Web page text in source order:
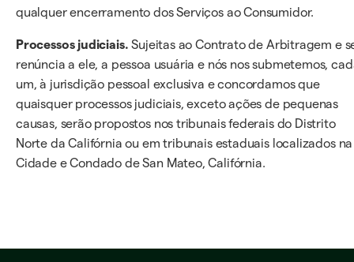
qualquer encerramento dos Serviços ao Consumidor.
Processos judiciais. Sujeitas ao Contrato de Arbitragem e
renúncia a ele, a pessoa usuária e nós nos submetemos,
um, à jurisdição pessoal exclusiva e concordamos que
quaisquer processos judiciais, exceto ações de pequenas
causas, serão propostos nos tribunais federais do Distrito
Norte da Califórnia ou em tribunais estaduais localizados na
Cidade e Condado de San Mateo, Califórnia.